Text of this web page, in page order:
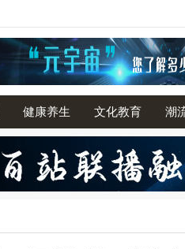
健康养生 文化教育 潮